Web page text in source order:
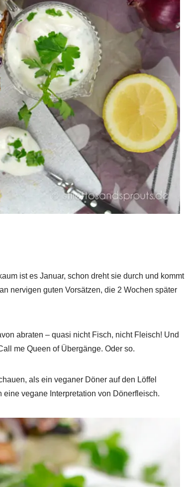
ist es Januar, schon dreht sie durch und kommt
nervigen guten Vorsätzen, die 2 Wochen später
abraten – quasi nicht Fisch, nicht Fleisch! Und
me Queen of Übergänge. Oder so.
als ein veganer Döner auf den Löffel
vegane Interpretation von Dönerfleisch.